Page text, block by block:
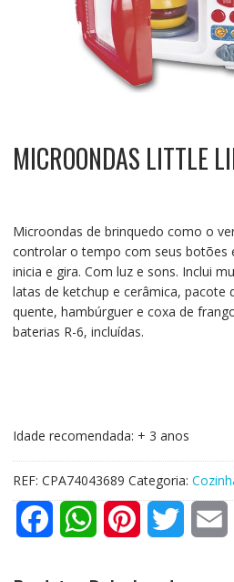
MICROONDAS LITTLE
Microondas de brinquedo como o
controlar o tempo com seus botões
inicia e gira. Com luz e sons. Inclui
latas de ketchup e cerâmica, pacote
quente, hambúrguer e coxa de
baterias R-6, incluídas.
Idade recomendada: + 3 anos
REF: CPA74043689 Categoria:
W